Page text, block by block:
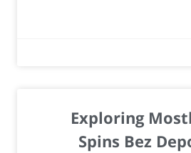
Exploring
Spins Bez